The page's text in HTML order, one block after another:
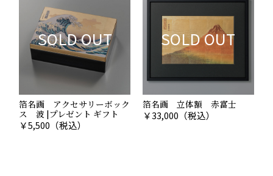
SOLD OUT
箔名画 アクセサリーボック
ス 波 |プレゼント ギフト
￥5,500 （税込）
SOLD OUT
箔名画 立体額 赤富士
￥33,000 （税込）